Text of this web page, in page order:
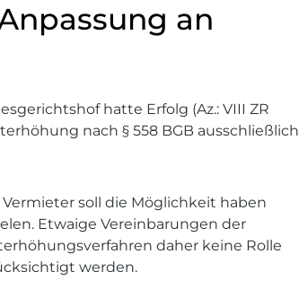
an
hatte Erfolg (Az.: VIII ZR
nach § 558 BGB ausschließlich
soll die Möglichkeit haben
Etwaige Vereinbarungen der
daher keine Rolle
werden.